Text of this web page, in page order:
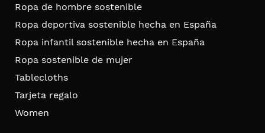
Ropa de hombre sostenible
Ropa deportiva sostenible hecha en España
Ropa infantil sostenible hecha en España
Ropa sostenible de mujer
Tablecloths
Tarjeta regalo
Women